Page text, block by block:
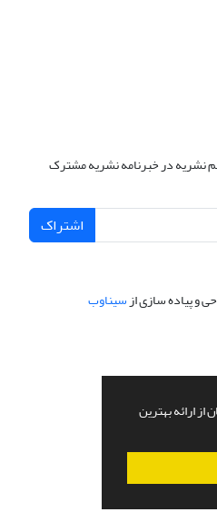
ارائه بهترین
نشریه در خبرنامه نشریه مشترک
اشتراک
و پیاده سازی ازسیناوب